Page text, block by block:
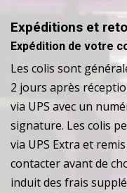
Expéditions et
Expédition de votre
Les colis sont
2 jours après
via UPS avec un
signature. Les colis
via UPS Extra et
contacter avant de
induit des frais